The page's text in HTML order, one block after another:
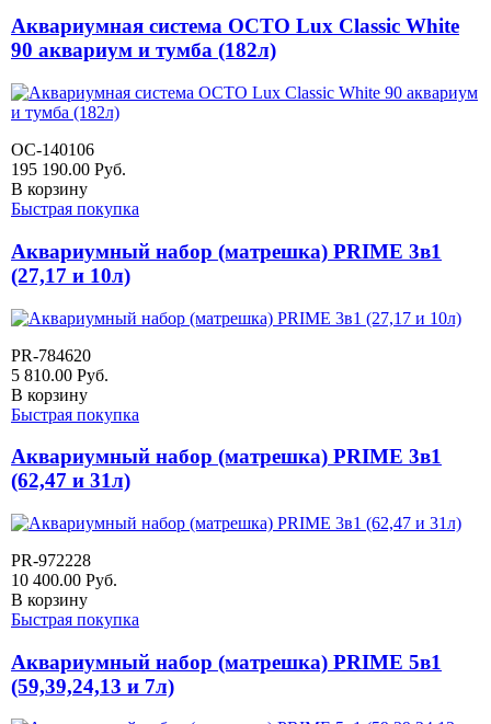
Аквариумная система OCTO Lux Classic White
90 аквариум и тумба (182л)
OC-140106
195 190.00 Руб.
В корзину
Быстрая покупка
Аквариумный набор (матрешка) PRIME 3в1
(27,17 и 10л)
PR-784620
5 810.00 Руб.
В корзину
Быстрая покупка
Аквариумный набор (матрешка) PRIME 3в1
(62,47 и 31л)
PR-972228
10 400.00 Руб.
В корзину
Быстрая покупка
Аквариумный набор (матрешка) PRIME 5в1
(59,39,24,13 и 7л)